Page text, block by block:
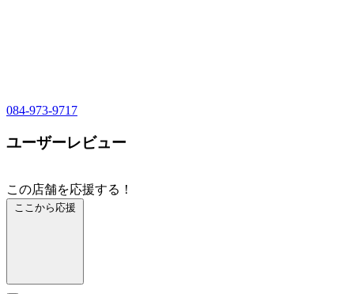
084-973-9717
ユーザーレビュー
この店舗を応援する！
ここから応援